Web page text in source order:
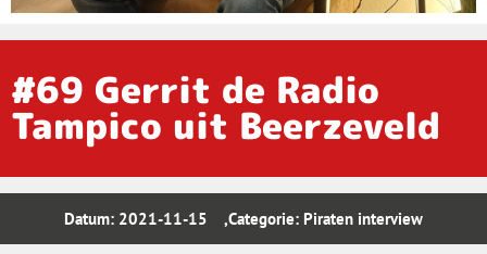
#69 Gerrit de Radio
Tampico uit Beerzeveld
Datum: 2021-11-15 ,Categorie: Piraten interview